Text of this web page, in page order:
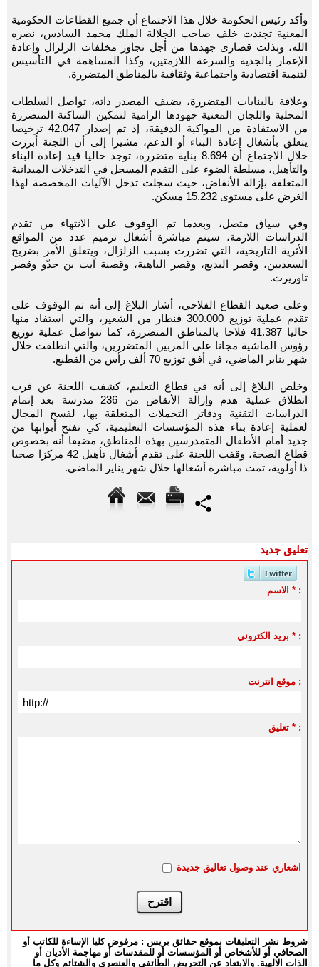
وأكد رئيس الحكومة خلال هذا الاجتماع أن جميع القطاعات الحكومية
المعنية تجندت خلف صاحب الجلالة الملك محمد السادس، نصره
الله، وبذلت قصارى جهدها من أجل تجاوز مخلفات الزلزال وإعادة
الإعمار بالجدية والسرعة اللازمتين، وكذا المساهمة في التأسيس
لتنمية اقتصادية واجتماعية وثقافية بالمناطق المتضررة.
وعلاقة بالبنايات المتضررة، يضيف المصدر ذاته، تواصل السلطات
المحلية واللجان المعنية جهودها الرامية لتمكين الساكنة المتضررة
من الاستفادة من المواكبة الدقيقة، إذ تم إصدار 42.047 ترخيصا
يتعلق بأشغال إعادة البناء أو الدعم، مشيرا إلى أن اللجنة أبرزت
خلال الاجتماع أن 8.694 بناية متضررة، توجد حاليا قيد إعادة البناء
والتأهيل، مسلطة الضوء على التقدم المسجل في التدخلات الميدانية
المتعلقة بإزالة الأنقاض، حيث سجلت تدخل الآليات المخصصة لهذا
الغرض على مستوى 15.232 مسكن.
وفي سياق متصل، وبعدما تم الوقوف على الانتهاء من تقدم
الدراسات اللازمة، سيتم مباشرة أشغال ترميم عدد من المواقع
الأثرية التاريخية، التي تضررت بسبب الزلزال، ويتعلق الأمر بضريح
السعديين، وقصر البديع، وقصر الباهية، وقصبة آيت بن حدّو وقصر
تاوريرت.
وعلى صعيد القطاع الفلاحي، أشار البلاغ إلى أنه تم الوقوف على
تقدم عملية توزيع 300.000 قنطار من الشعير، والتي استفاد منها
حاليا ‏‏41.387 فلاحا ‏بالمناطق المتضررة، كما تتواصل عملية توزيع
رؤوس الماشية مجانا على المربين المتضررين، والتي انطلقت خلال
شهر يناير الماضي، في أفق توزيع 70 ألف رأس من القطيع.
وخلص البلاغ إلى أنه في قطاع التعليم، كشفت اللجنة عن قرب
انطلاق عملية هدم وإزالة الأنقاض من 236 مدرسة بعد إتمام
الدراسات التقنية ودفاتر التحملات المتعلقة بها، لفسح المجال
لعملية إعادة بناء هذه المؤسسات التعليمية، كي تفتح أبوابها من
جديد أمام الأطفال المتمدرسين بهذه المناطق، مضيفا أنه بخصوص
قطاع الصحة، وقفت اللجنة على تقدم أشغال تأهيل 42 مركزا صحيا
ذا أولوية، تمت مباشرة أشغالها خلال شهر يناير الماضي.
تعليق جديد
الاسم * :
بريد الكتروني * :
موقع انترنت :
تعليق * :
اشعاري عند وصول تعاليق جديدة
شروط نشر التعليقات بموقع حقائق بريس : مرفوض كليا الإساءة للكاتب أو
الصحافي أو للأشخاص أو المؤسسات أو للمقدسات أو مهاجمة الأديان أو
الذات الالهية. والابتعاد عن التحريض الطائفي والعنصري والشتائم وكل ما